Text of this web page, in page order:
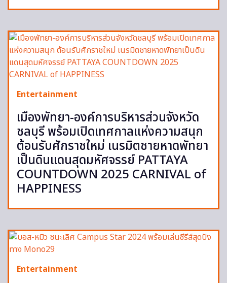
Entertainment
เมืองพัทยา-องค์การบริหารส่วนจังหวัด
ชลบุรี พร้อมเปิดเทศกาลแห่งความสนุก
ต้อนรับศักราชใหม่ เนรมิตชายหาดพัทยา
เป็นดินแดนสุดมหัศจรรย์ PATTAYA
COUNTDOWN 2025 CARNIVAL of
HAPPINESS
Entertainment